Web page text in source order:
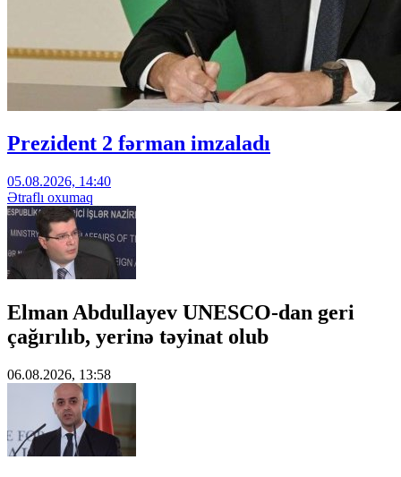
Prezident 2 fərman imzaladı
05.08.2026, 14:40
Ətraflı oxumaq
Elman Abdullayev UNESCO-dan geri
çağırılıb, yerinə təyinat olub
06.08.2026, 13:58